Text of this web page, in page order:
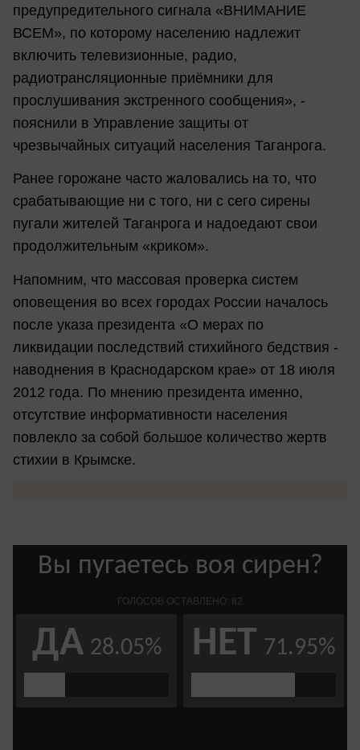
предупредительного сигнала «ВНИМАНИЕ
ВСЕМ», по которому населению надлежит
включить телевизионные, радио,
радиотрансляционные приёмники для
прослушивания экстренного сообщения», -
пояснили в Управление защиты от
чрезвычайных ситуаций населения Таганрога.
Ранее горожане часто жаловались на то, что
срабатывающие ни с того, ни с сего сирены
пугали жителей Таганрога и надоедают свои
продолжительным «криком».
Напомним, что массовая проверка систем
оповещения во всех городах России началось
после указа президента «О мерах по
ликвидации последствий стихийного бедствия -
наводнения в Краснодарском крае» от 18 июля
2012 года. По мнению президента именно,
отсутствие информативности населения
повлекло за собой большое количество жертв
стихии в Крымске.